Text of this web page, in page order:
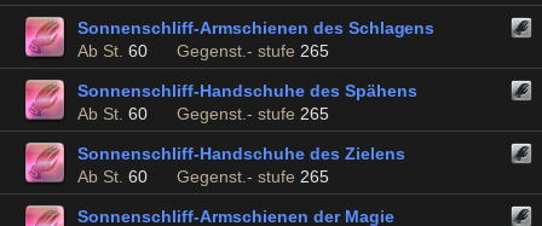
Sonnenschliff-Armschienen des Schlagens
Ab St. 60 Gegenst.- stufe 265
Sonnenschliff-Handschuhe des Spähens
Ab St. 60 Gegenst.- stufe 265
Sonnenschliff-Handschuhe des Zielens
Ab St. 60 Gegenst.- stufe 265
Sonnenschliff-Armschienen der Magie